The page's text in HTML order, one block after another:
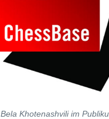
Bela Khotenashvili im